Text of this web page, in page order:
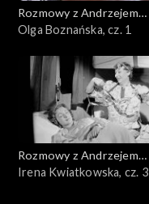
Rozmowy z Andrzejem
Doboszem
Olga Boznańska, cz. 1
Rozmowy z Andrzejem
Doboszem
Irena Kwiatkowska, cz. 3